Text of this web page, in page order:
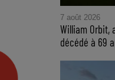
7 août 2026
William Orbit,
décédé à 69